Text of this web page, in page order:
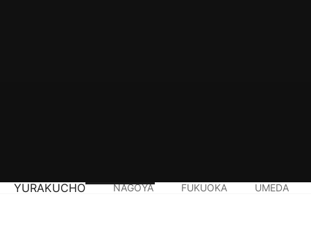
YURAKUCHO NAGOYA FUKUOKA UMEDA